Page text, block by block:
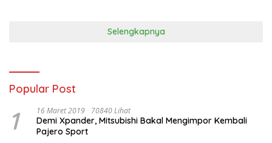
Selengkapnya
Popular Post
1 16 Maret 2019 70840 Lihat
Demi Xpander, Mitsubishi Bakal Mengimpor Kembali
Pajero Sport